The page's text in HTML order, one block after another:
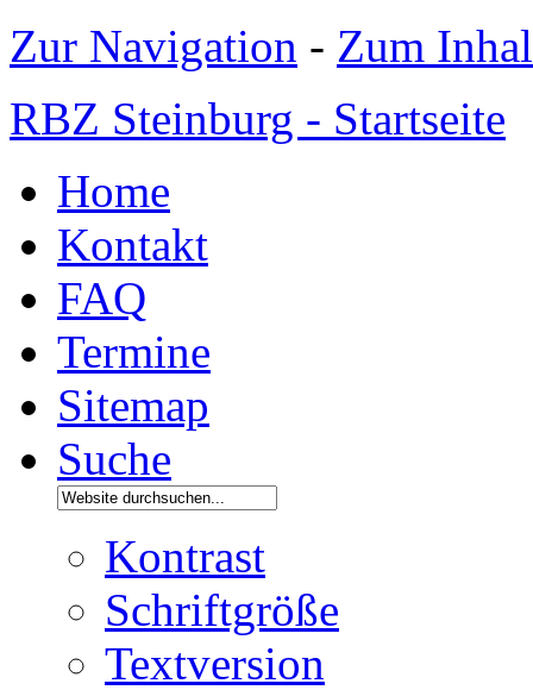
Zur Navigation - Zum
RBZ Steinburg - Startseite
Home
Kontakt
FAQ
Termine
Sitemap
Suche
Kontrast
Schriftgröße
Textversion